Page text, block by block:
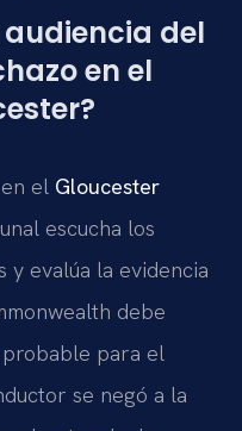
audiencia del
en el
el Gloucester
escucha los
y evalúa la evidencia
debe
probable para el
se negó a la